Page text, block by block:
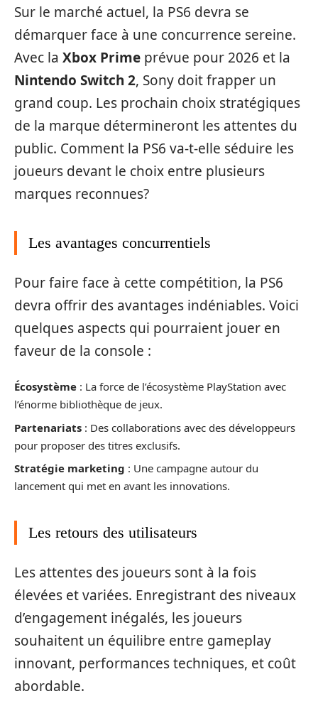
Sur le marché actuel, la PS6 devra se
démarquer face à une concurrence sereine.
Avec la Xbox Prime prévue pour 2026 et la
Nintendo Switch 2, Sony doit frapper un
grand coup. Les prochain choix stratégiques
de la marque détermineront les attentes du
public. Comment la PS6 va-t-elle séduire les
joueurs devant le choix entre plusieurs
marques reconnues?
Les avantages concurrentiels
Pour faire face à cette compétition, la PS6
devra offrir des avantages indéniables. Voici
quelques aspects qui pourraient jouer en
faveur de la console :
Écosystème : La force de l’écosystème PlayStation avec
l’énorme bibliothèque de jeux.
Partenariats : Des collaborations avec des développeurs
pour proposer des titres exclusifs.
Stratégie marketing : Une campagne autour du
lancement qui met en avant les innovations.
Les retours des utilisateurs
Les attentes des joueurs sont à la fois
élevées et variées. Enregistrant des niveaux
d’engagement inégalés, les joueurs
souhaitent un équilibre entre gameplay
innovant, performances techniques, et coût
abordable.